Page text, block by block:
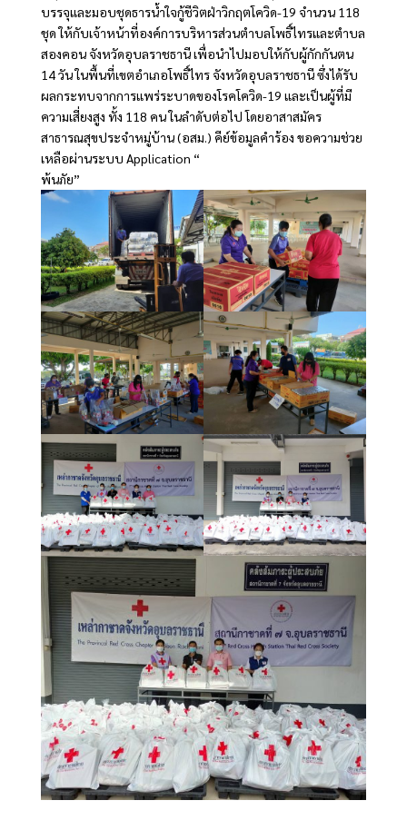
บรรจุและมอบชุดธารน้ำใจกู้ชีวิตฝ่าวิกฤตโควิด-19 จำนวน 118
ชุด ให้กับเจ้าหน้าที่องค์การบริหารส่วนตำบลโพธิ์ไทรและตำบล
สองคอน จังหวัดอุบลราชธานี เพื่อนำไปมอบให้กับผู้กักกันตน
14 วัน ในพื้นที่เขตอำเภอโพธิ์ไทร จังหวัดอุบลราชธานี ซึ่งได้รับ
ผลกระทบจากการแพร่ระบาดของโรคโควิด-19 และเป็นผู้ที่มี
ความเสี่ยงสูง ทั้ง 118 คน ในลำดับต่อไป โดยอาสาสมัคร
สาธารณสุขประจำหมู่บ้าน (อสม.) คีย์ข้อมูลคำร้อง ขอความช่วย
เหลือผ่านระบบ Application “
พ้นภัย”